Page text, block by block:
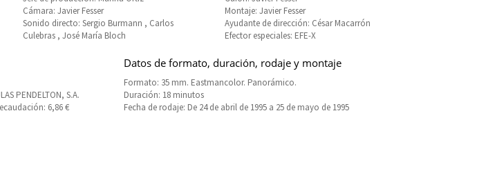
Cámara: Javier Fesser
Montaje: Javier Fesser
Sonido directo: Sergio Burmann , Carlos
Culebras , José María Bloch
Ayudante de dirección: César Macarrón
Efector especiales: EFE-X
PENDELTON, S.A.
6,86 €
Datos de formato, duración, rodaje y montaje
Formato: 35 mm. Eastmancolor. Panorámico.
Duración: 18 minutos
Fecha de rodaje: De 24 de abril de 1995 a 25 de mayo de 1995